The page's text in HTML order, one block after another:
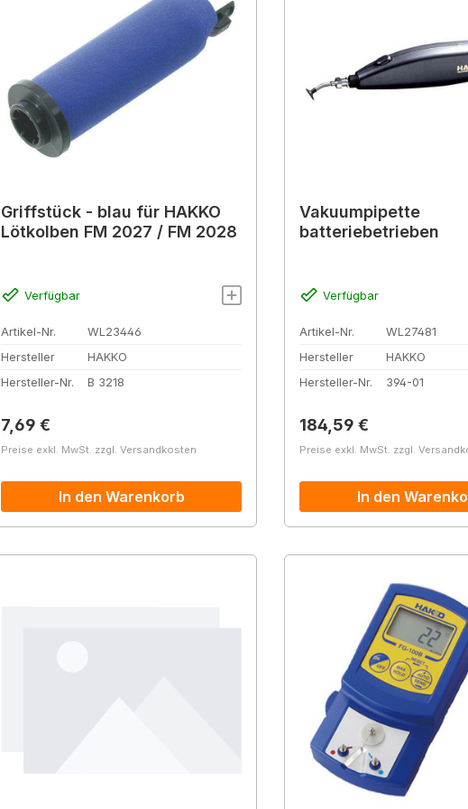
Griffstück - blau für HAKKO
Lötkolben FM 2027 / FM 2028
Verfügbar
Artikel-Nr.
WL23446
Hersteller
HAKKO
Hersteller-Nr.
B 3218
Regulärer Preis:
7,69 €
Preise exkl. MwSt. zzgl. Versandkosten
In den Warenkorb
Vakuumpipette
batteriebetrieben
Verfügbar
Artikel-Nr.
WL27481
Hersteller
HAKKO
Hersteller-Nr.
394-01
Regulärer Preis:
184,59 €
Preise exkl. MwSt. zzgl.
In den